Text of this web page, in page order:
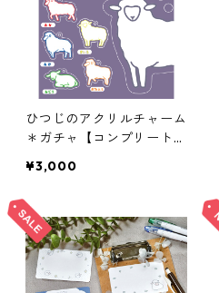
ひつじのアクリルチャーム
＊ガチャ【コンプリートセ
¥3,000